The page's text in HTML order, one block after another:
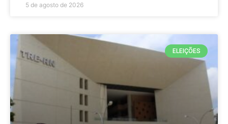
5 de agosto de 2026
ELEIÇÕES